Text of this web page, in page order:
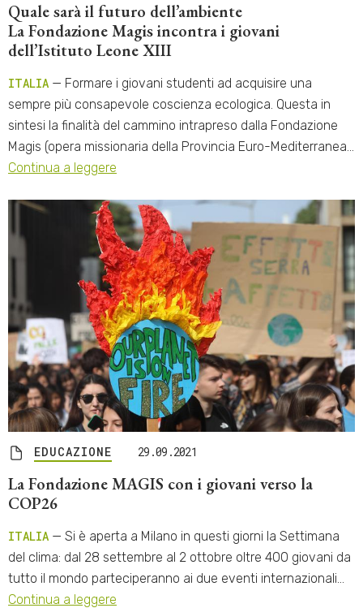
Quale sarà il futuro dell’ambiente
La Fondazione Magis incontra i giovani
dell’Istituto Leone XIII
ITALIA — Formare i giovani studenti ad acquisire una
sempre più consapevole coscienza ecologica. Questa in
sintesi la finalità del cammino intrapreso dalla Fondazione
Magis (opera missionaria della Provincia Euro-Mediterranea…
Continua a leggere
EDUCAZIONE 29.09.2021
La Fondazione MAGIS con i giovani verso la
COP26
ITALIA — Si è aperta a Milano in questi giorni la Settimana
del clima: dal 28 settembre al 2 ottobre oltre 400 giovani da
tutto il mondo parteciperanno ai due eventi internazionali…
Continua a leggere